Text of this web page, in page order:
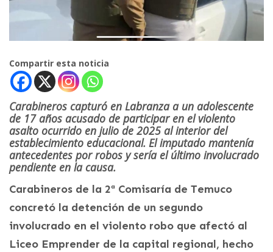
Compartir esta noticia
Carabineros capturó en Labranza a un adolescente
de 17 años acusado de participar en el violento
asalto ocurrido en julio de 2025 al interior del
establecimiento educacional. El imputado mantenía
antecedentes por robos y sería el último involucrado
pendiente en la causa.
Carabineros de la 2ª Comisaría de Temuco
concretó la detención de un segundo
involucrado en el violento robo que afectó al
Liceo Emprender de la capital regional, hecho